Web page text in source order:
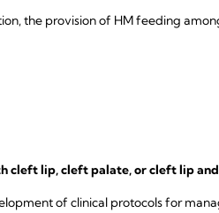
the provision of HM feeding
cleft lip, cleft palate, or cleft lip
of clinical protocols for